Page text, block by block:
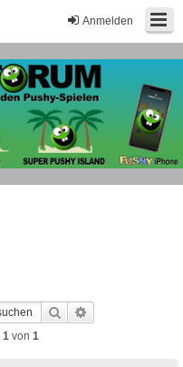
Anmelden
Suche
1 von 1